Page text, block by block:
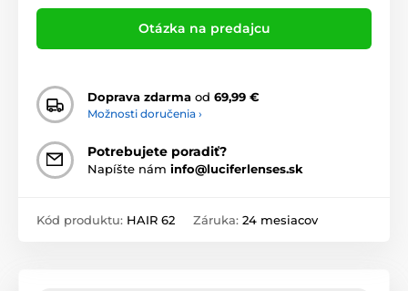
Otázka na predajcu
Doprava zdarma od 69,99 €
Možnosti doručenia ›
Potrebujete poradiť?
Napíšte nám info@luciferlenses.sk
Kód produktu: HAIR 62 Záruka: 24 mesiacov